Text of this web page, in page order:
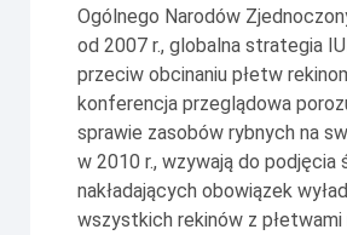
Ogólnego Narodów
od 2007 r., globalna strategia
przeciw obcinaniu płetw
konferencja przeglądowa
sprawie zasobów rybnych na
w 2010 r., wzywają do podjęcia
nakładających obowiązek
wszystkich rekinów z płetwami